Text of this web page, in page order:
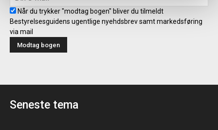
Når du trykker "modtag bogen" bliver du tilmeldt
Bestyrelsesguidens ugentlige nyehdsbrev samt markedsføring
via mail
Seneste tema